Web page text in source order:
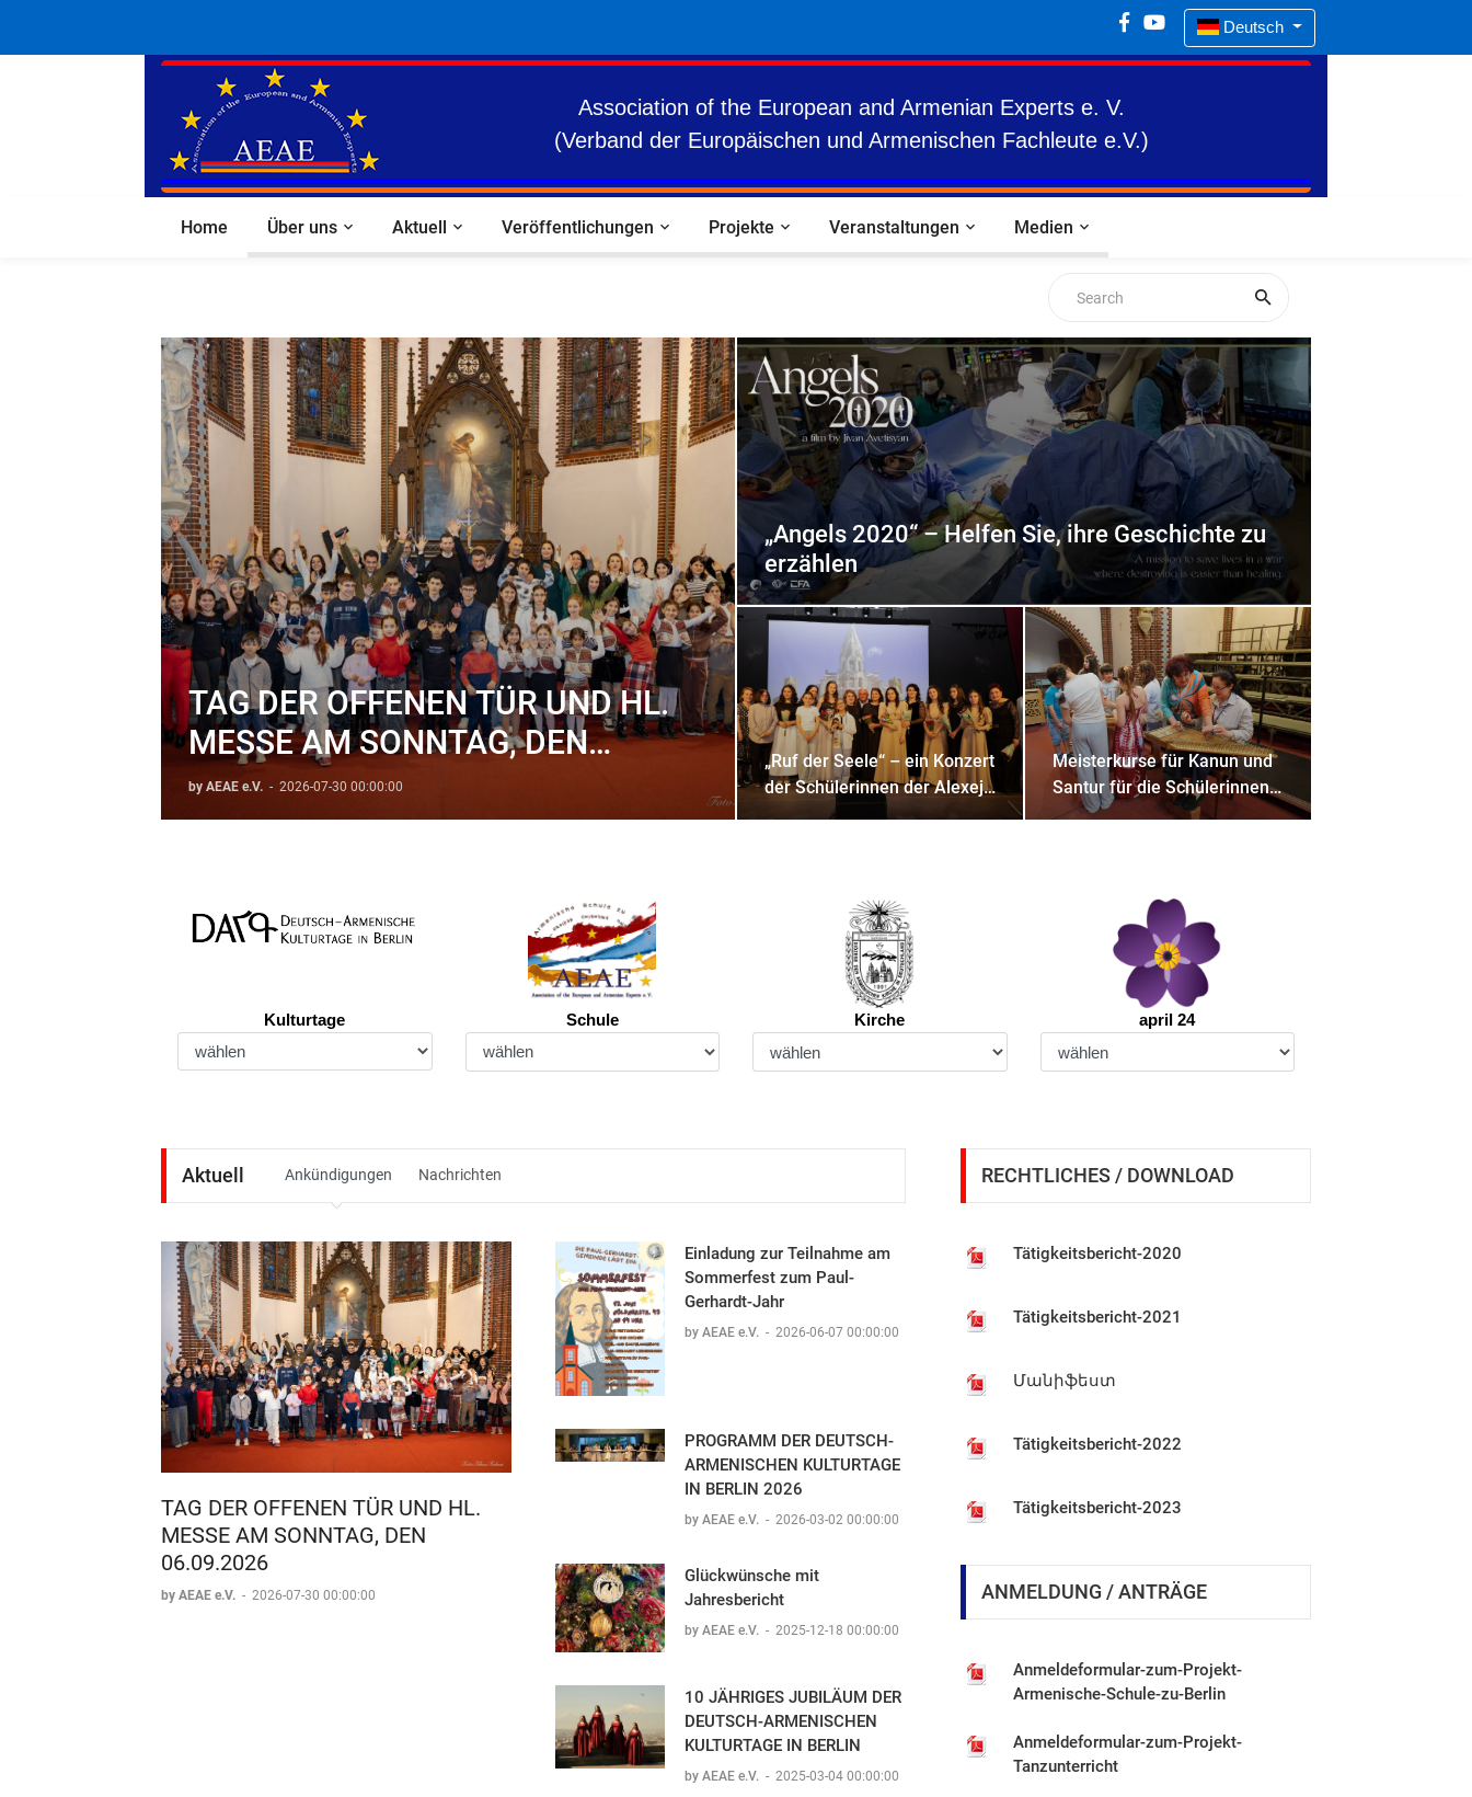
Deutsch
Association of the European and Armenian Experts e. V.
(Verband der Europäischen und Armenischen Fachleute e.V.)
Home Über uns Aktuell Veröffentlichungen Projekte Veranstaltungen Medien
TAG DER OFFENEN TÜR UND HL.
MESSE AM SONNTAG, DEN
06.09.2026
by AEAE e.V. - 2026-07-30 00:00:00
„Angels 2020“ – Helfen Sie, ihre Geschichte zu
erzählen
„Ruf der Seele“ – ein Konzert
der Schülerinnen der Alexej-
Hekimian-Musikschule aus
Meisterkurse für Kanun und
Santur für die Schülerinnen
und Schüler der
Kulturtage Schule Kirche april 24
Aktuell Ankündigungen Nachrichten
TAG DER OFFENEN TÜR UND HL.
MESSE AM SONNTAG, DEN
06.09.2026
by AEAE e.V. - 2026-07-30 00:00:00
Einladung zur Teilnahme am
Sommerfest zum Paul-
Gerhardt-Jahr
by AEAE e.V. - 2026-06-07 00:00:00
PROGRAMM DER DEUTSCH-
ARMENISCHEN KULTURTAGE
IN BERLIN 2026
by AEAE e.V. - 2026-03-02 00:00:00
Glückwünsche mit
Jahresbericht
by AEAE e.V. - 2025-12-18 00:00:00
10 JÄHRIGES JUBILÄUM DER
DEUTSCH-ARMENISCHEN
KULTURTAGE IN BERLIN
by AEAE e.V. - 2025-03-04 00:00:00
RECHTLICHES / DOWNLOAD
Tätigkeitsbericht-2020
Tätigkeitsbericht-2021
Մանիֆեստ
Tätigkeitsbericht-2022
Tätigkeitsbericht-2023
Tätigkeitsbericht-2024
ՀԵՄԱ Կանոնադրություն
Satzung-DE
ANMELDUNG / ANTRÄGE
Anmeldeformular-zum-Projekt-
Armenische-Schule-zu-Berlin
Anmeldeformular-zum-Projekt-
Tanzunterricht